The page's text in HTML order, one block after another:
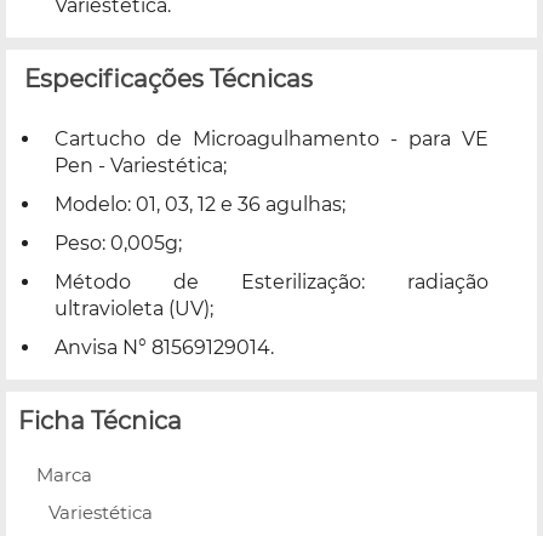
Variestética.
Especificações Técnicas
Cartucho de Microagulhamento - para VE
Pen - Variestética;
Modelo: 01, 03, 12 e 36 agulhas;
Peso: 0,005g;
Método de Esterilização: radiação
ultravioleta (UV);
Anvisa N° 81569129014.
Ficha Técnica
Marca
Variestética